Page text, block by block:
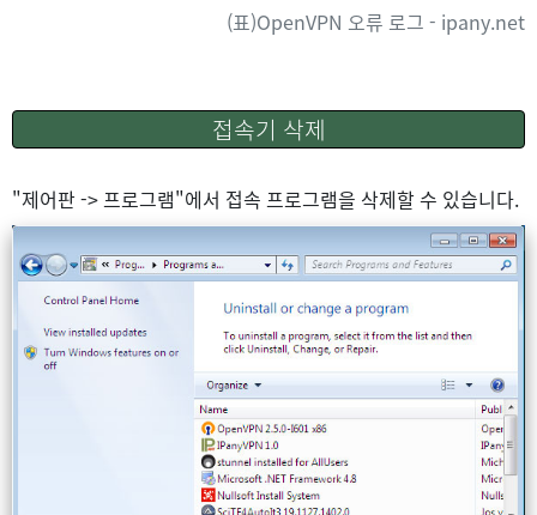
(표)OpenVPN 오류 로그 - ipany.net
접속기 삭제
"제어판 -> 프로그램"에서 접속 프로그램을 삭제할 수 있습니다.